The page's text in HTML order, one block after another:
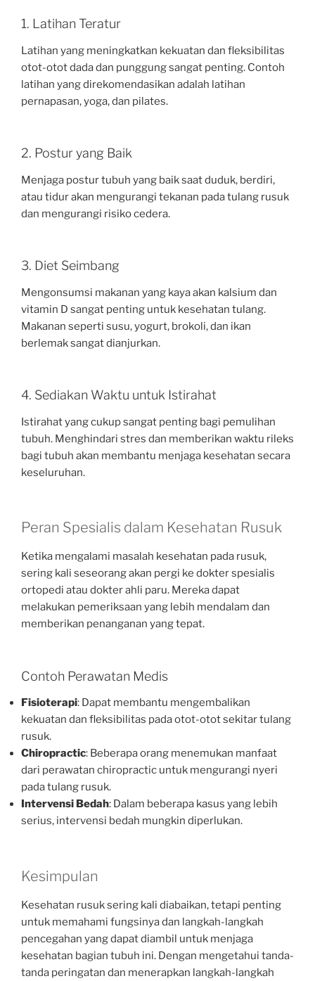
1. Latihan Teratur
Latihan yang meningkatkan kekuatan dan fleksibilitas
otot-otot dada dan punggung sangat penting. Contoh
latihan yang direkomendasikan adalah latihan
pernapasan, yoga, dan pilates.
2. Postur yang Baik
Menjaga postur tubuh yang baik saat duduk, berdiri,
atau tidur akan mengurangi tekanan pada tulang rusuk
dan mengurangi risiko cedera.
3. Diet Seimbang
Mengonsumsi makanan yang kaya akan kalsium dan
vitamin D sangat penting untuk kesehatan tulang.
Makanan seperti susu, yogurt, brokoli, dan ikan
berlemak sangat dianjurkan.
4. Sediakan Waktu untuk Istirahat
Istirahat yang cukup sangat penting bagi pemulihan
tubuh. Menghindari stres dan memberikan waktu rileks
bagi tubuh akan membantu menjaga kesehatan secara
keseluruhan.
Peran Spesialis dalam Kesehatan Rusuk
Ketika mengalami masalah kesehatan pada rusuk,
sering kali seseorang akan pergi ke dokter spesialis
ortopedi atau dokter ahli paru. Mereka dapat
melakukan pemeriksaan yang lebih mendalam dan
memberikan penanganan yang tepat.
Contoh Perawatan Medis
Fisioterapi: Dapat membantu mengembalikan
kekuatan dan fleksibilitas pada otot-otot sekitar tulang
rusuk.
Chiropractic: Beberapa orang menemukan manfaat
dari perawatan chiropractic untuk mengurangi nyeri
pada tulang rusuk.
Intervensi Bedah: Dalam beberapa kasus yang lebih
serius, intervensi bedah mungkin diperlukan.
Kesimpulan
Kesehatan rusuk sering kali diabaikan, tetapi penting
untuk memahami fungsinya dan langkah-langkah
pencegahan yang dapat diambil untuk menjaga
kesehatan bagian tubuh ini. Dengan mengetahui tanda-
tanda peringatan dan menerapkan langkah-langkah